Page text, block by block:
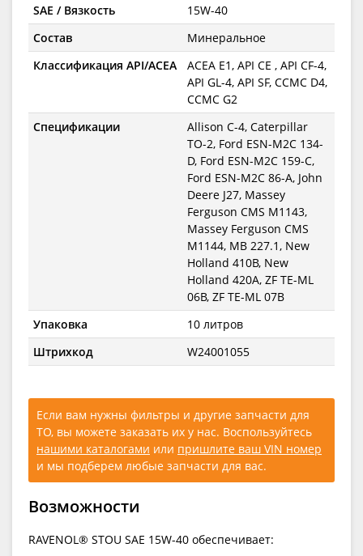
SAE / Вязкость
15W-40
Состав
Минеральное
Классификация API/ACEA
ACEA E1, API CE , API CF-4,
API GL-4, API SF, CCMC D4,
CCMC G2
Спецификации
Allison C-4, Caterpillar
TO-2, Ford ESN-M2C 134-
D, Ford ESN-M2C 159-C,
Ford ESN-M2C 86-A, John
Deere J27, Massey
Ferguson CMS M1143,
Massey Ferguson CMS
M1144, MB 227.1, New
Holland 410B, New
Holland 420A, ZF TE-ML
06B, ZF TE-ML 07B
Упаковка
10 литров
Штрихкод
W24001055
Если вам нужны фильтры и другие запчасти для
ТО, вы можете заказать их у нас. Воспользуйтесь
нашими каталогами или пришлите ваш VIN номер
и мы подберем любые запчасти для вас.
Возможности
RAVENOL® STOU SAE 15W-40 обеспечивает: